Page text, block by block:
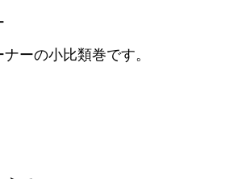
ーの小比類巻です。